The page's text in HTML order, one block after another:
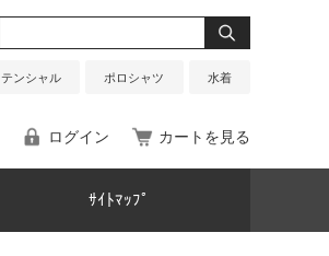
テンシャル ポロシャツ 水着
ログイン カートを見る
ｻｲﾄﾏｯﾌﾟ